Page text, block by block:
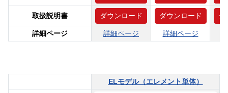
取扱説明書 ダウンロード ダウンロード ダ
詳細ページ 詳細ページ 詳細ページ
ELモデル（エレメント単体）